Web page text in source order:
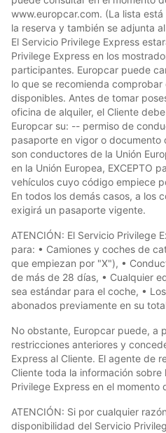
www.europcar.com. (La lista
la reserva y también se adjunta
El Servicio Privilege Express
Privilege Express en los
participantes. Europcar puede
lo que se recomienda
disponibles. Antes de tomar
oficina de alquiler, el Cliente
Europcar su: -- permiso de
pasaporte en vigor o documento
son conductores de la Unión
en la Unión Europea, EXCEPTO
vehículos cuyo código empiece
En todos los demás casos, a los
exigirá un pasaporte vigente.
ATENCIÓN: El Servicio Privilege
para: • Camiones y coches de
que empiezan por "X"), •
de más de 28 días, • Cualquier
sea estándar para el coche, •
abonados previamente en su
No obstante, Europcar puede, a
restricciones anteriores y
Express al Cliente. El agente de
Cliente toda la información
Privilege Express en el momento
ATENCIÓN: Si por cualquier
disponibilidad del Servicio